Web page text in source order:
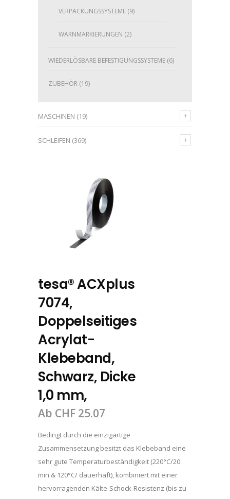
VERPACKUNGSSYSTEME (9)
WARNMARKIERUNGEN (2)
WIEDERLÖSBARE BEFESTIGUNGSSYSTEME (6)
ZUBEHÖR (19)
MASCHINEN (19)
SCHLEIFEN (369)
tesa® ACXplus
7074,
Doppelseitiges
Acrylat-
Klebeband,
Schwarz, Dicke
1,0 mm,
Ab CHF 25.07
Bedingt durch die einzigartige
Zusammensetzung besitzt das Klebeband eine
sehr gute Temperaturbeständigkeit (220°C/20
min & 120°C/ dauerhaft), kombiniert mit einer
hervorragenden Kälte-Schock-Resistenz (bis zu